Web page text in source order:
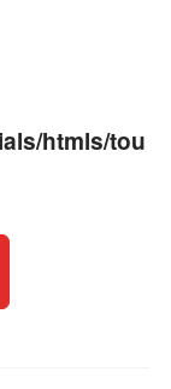
htmls/tou